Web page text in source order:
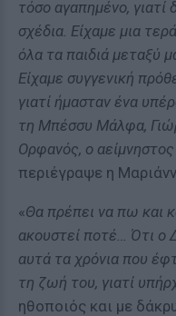
τόσο αγαπημένο,
σχέδια. Είχαμε μια
όλα τα παιδιά μεταξύ
Είχαμε συγγενική
γιατί ήμασταν ένα
τη Μπέσσυ Μάλφα,
Ορφανός, ο
περιέγραψε η
«Θα πρέπει να πω και
ακουστεί ποτέ… Ότι ο
αυτά τα χρόνια που
τη ζωή του, γιατί
ηθοποιός και με